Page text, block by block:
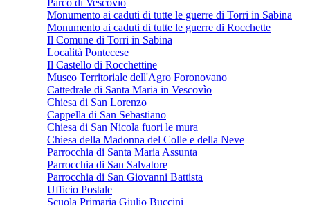
Monumento ai caduti di tutte le guerre di Torri in Sabina
Monumento ai caduti di tutte le guerre di Rocchette
Il Comune di Torri in Sabina
Località Pontecese
Il Castello di Rocchettine
Museo Territoriale dell'Agro Foronovano
Cattedrale di Santa Maria in Vescovìo
Chiesa di San Lorenzo
Cappella di San Sebastiano
Chiesa di San Nicola fuori le mura
Chiesa della Madonna del Colle e della Neve
Parrocchia di Santa Maria Assunta
Parrocchia di San Salvatore
Parrocchia di San Giovanni Battista
Ufficio Postale
Scuola Primaria Giulio Buccini